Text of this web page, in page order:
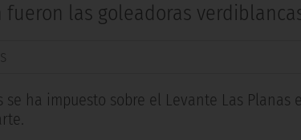
fueron las goleadoras
se ha impuesto sobre el Levante Las